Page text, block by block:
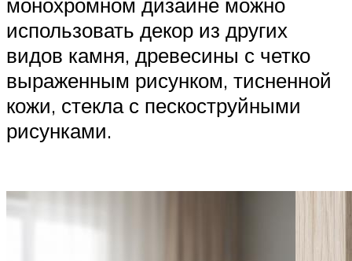
использовать декор из других
видов камня, древесины с четко
выраженным рисунком, тисненной
кожи, стекла с пескоструйными
рисунками.